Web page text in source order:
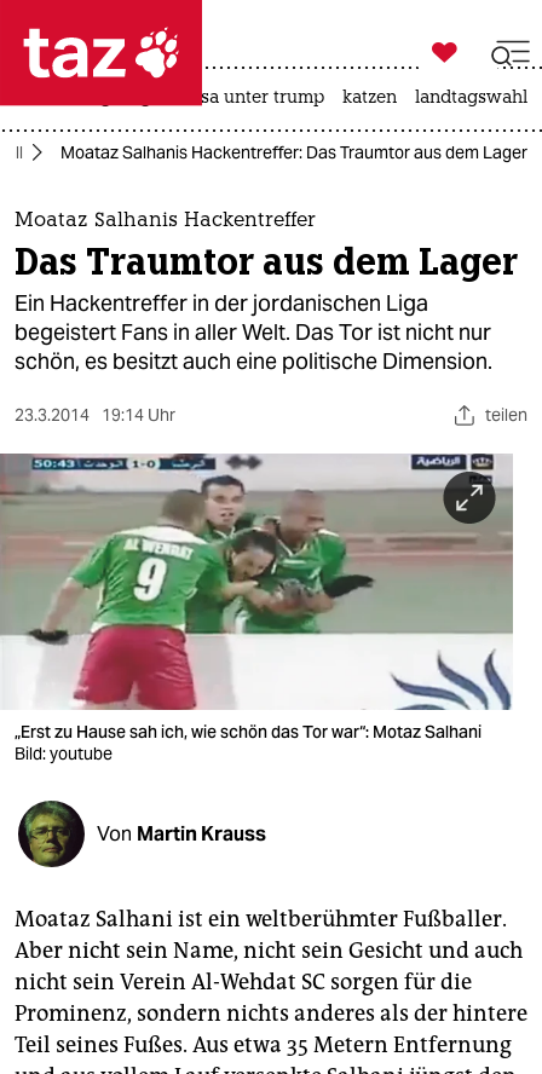
 taz zahl ich
taz zahl ich
themen
politik
öko
sport
berlin
nord
wahrheit
verlag
verlag
veranstaltungen
shop
unterstützen
abo
genossenschaft

taz zahl ich
usa unter trump katzen landtagswahl
Moataz Salhanis Hackentreffer: Das Traumtor aus dem Lager
Moataz Salhanis Hackentreffer
Das Traumtor aus dem Lager
Ein Hackentreffer in der jordanischen Liga
begeistert Fans in aller Welt. Das Tor ist nicht nur
schön, es besitzt auch eine politische Dimension.
23.3.2014 19:14 Uhr teilen
„Erst zu Hause sah ich, wie schön das Tor war“: Motaz Salhani
Bild: youtube
Von Martin Krauss
Moataz Salhani ist ein weltberühmter Fußballer.
Aber nicht sein Name, nicht sein Gesicht und auch
nicht sein Verein Al-Wehdat SC sorgen für die
Prominenz, sondern nichts anderes als der hintere
Teil seines Fußes. Aus etwa 35 Metern Entfernung